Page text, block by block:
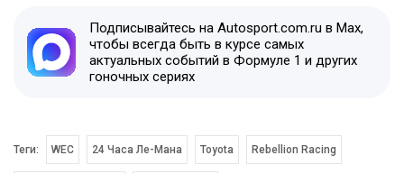
Подписывайтесь на Autosport.com.ru в Max,
чтобы всегда быть в курсе самых
актуальных событий в Формуле 1 и других
гоночных сериях
Теги: WEC 24 Часа Ле-Мана Toyota Rebellion Racing